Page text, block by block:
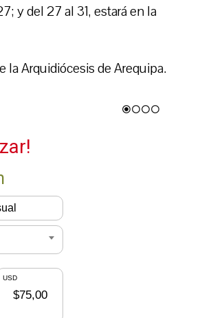
y del 27 al 31, estará en la
la Arquidiócesis de Arequipa.